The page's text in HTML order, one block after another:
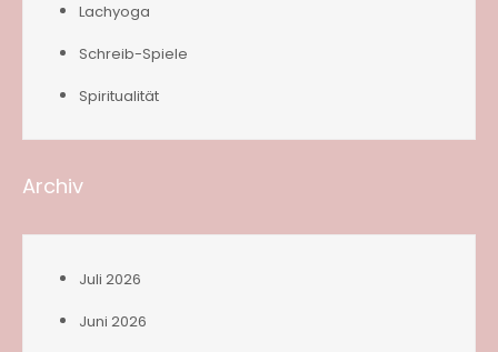
Lachyoga
Schreib-Spiele
Spiritualität
Archiv
Juli 2026
Juni 2026